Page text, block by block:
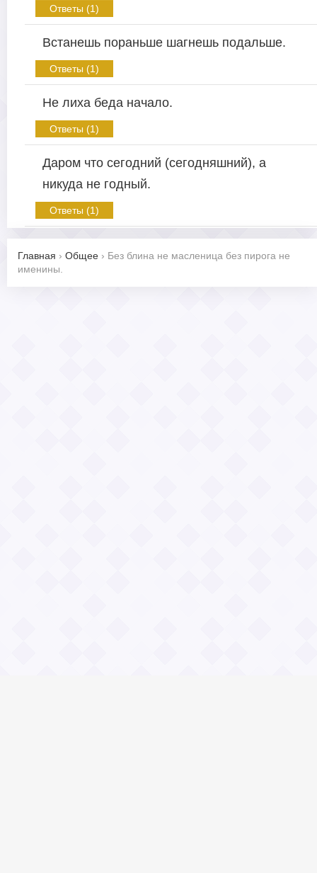
Ответы (1)
Встанешь пораньше шагнешь подальше.
Ответы (1)
Не лиха беда начало.
Ответы (1)
Даром что сегодний (сегодняшний), а
никуда не годный.
Ответы (1)
Главная › Общее › Без блина не масленица без пирога не
именины.